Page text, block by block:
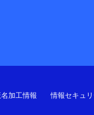
加工情報 情報セキュ